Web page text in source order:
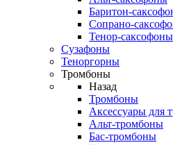
Баритон-
Сопрано-
Тенор-саксофоны
Сузафоны
Теноргорны
Тромбоны
Назад
Тромбоны
Аксессуары для
Альт-тромбоны
Бас-тромбоны